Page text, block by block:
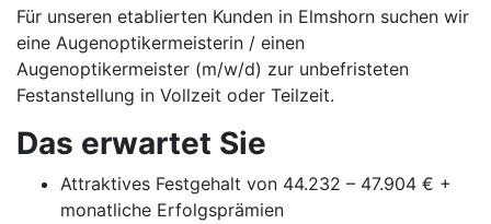
Für unseren etablierten Kunden in Elmshorn suchen wir
eine Augenoptikermeisterin / einen
Augenoptikermeister (m/w/d) zur unbefristeten
Festanstellung in Vollzeit oder Teilzeit.
Das erwartet Sie
Attraktives Festgehalt von 44.232 – 47.904 € +
monatliche Erfolgsprämien